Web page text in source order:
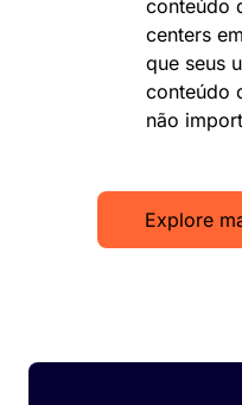
conteúdo
centers
que seus
conteúdo
não
Explore